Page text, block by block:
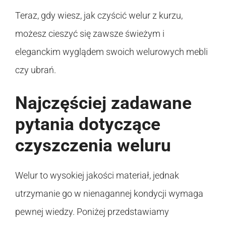
Teraz, gdy wiesz, jak czyścić welur z kurzu,
możesz cieszyć się zawsze świeżym i
eleganckim wyglądem swoich welurowych mebli
czy ubrań.
Najczęściej zadawane
pytania dotyczące
czyszczenia weluru
Welur to wysokiej jakości materiał, jednak
utrzymanie go w nienagannej kondycji wymaga
pewnej wiedzy. Poniżej przedstawiamy